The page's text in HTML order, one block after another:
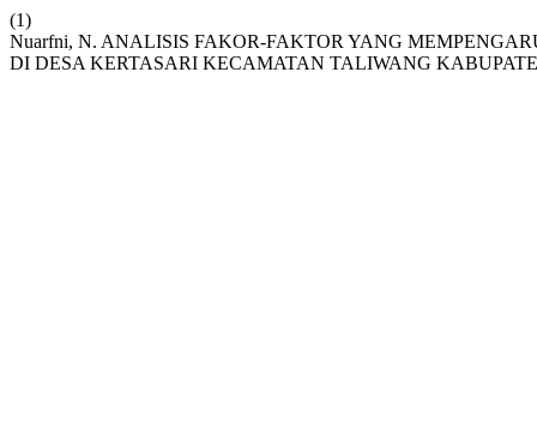
(1)
Nuarfni, N. ANALISIS FAKOR-FAKTOR YANG
DI DESA KERTASARI KECAMATAN TALIWANG